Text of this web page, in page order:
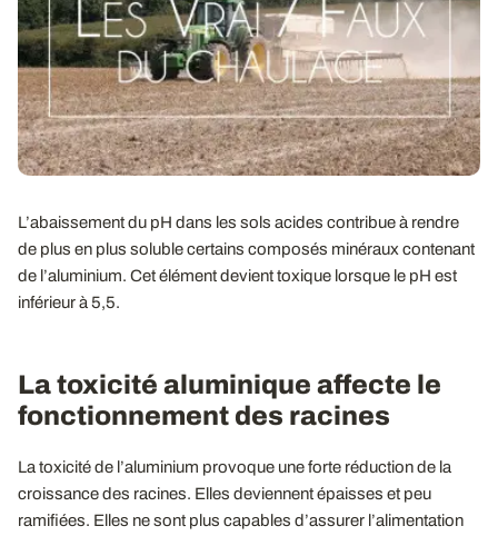
L’abaissement du pH dans les sols acides contribue à rendre
de plus en plus soluble certains composés minéraux contenant
de l’aluminium. Cet élément devient toxique lorsque le pH est
inférieur à 5,5.
La toxicité aluminique affecte le
fonctionnement des racines
La toxicité de l’aluminium provoque une forte réduction de la
croissance des racines. Elles deviennent épaisses et peu
ramifiées. Elles ne sont plus capables d’assurer l’alimentation